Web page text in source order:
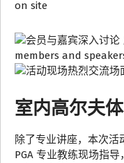
室内高尔夫
除了专业讲座，本次
PGA 专业教练现场指